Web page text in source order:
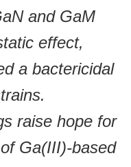
and GaM
effect,
a bactericidal
raise hope for
Ga(III)-based